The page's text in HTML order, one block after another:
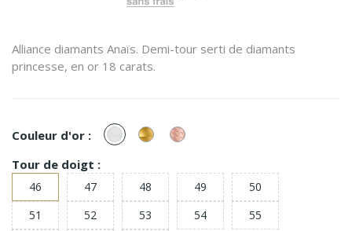
Alliance diamants Anaïs. Demi-tour serti de diamants
princesse, en or 18 carats.
Couleur d'or : or
Blanc
or
Jaune
or
Rose
Tour de doigt :
46 47 48 49
50
51
52 53 54
55